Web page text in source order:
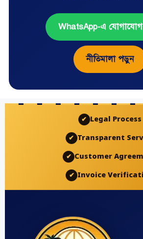
WhatsApp-এ
নীতিমালা পড়ুন
✔ Legal Process
✔ Transparent
✔ Customer
✔ Invoice